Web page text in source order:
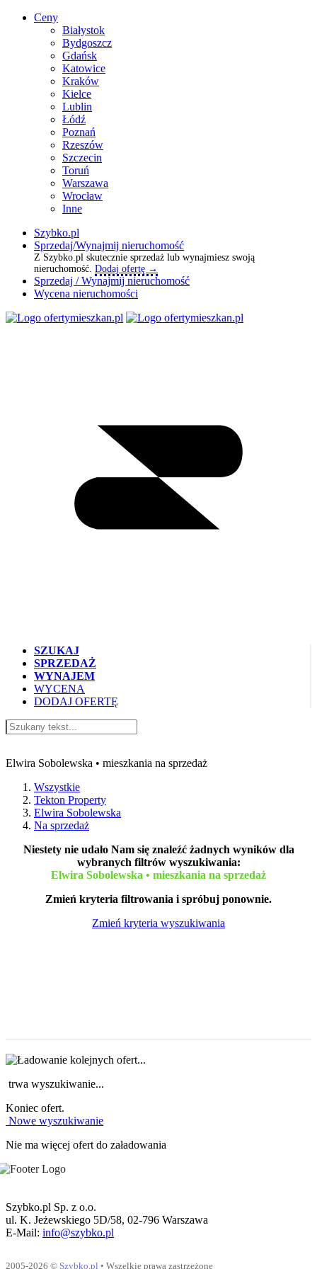
Ceny
Białystok
Bydgoszcz
Gdańsk
Katowice
Kraków
Kielce
Lublin
Łódź
Poznań
Rzeszów
Szczecin
Toruń
Warszawa
Wrocław
Inne
Szybko.pl
Sprzedaj/Wynajmij nieruchomość
Z Szybko.pl skutecznie sprzedaż lub wynajmiesz swoją
nieruchomość. Dodaj ofertę →
Sprzedaj / Wynajmij nieruchomość
Wycena nieruchomości
SZUKAJ
SPRZEDAŻ
WYNAJEM
WYCENA
DODAJ OFERTĘ
Elwira Sobolewska • mieszkania na sprzedaż
Wszystkie
Tekton Property
Elwira Sobolewska
Na sprzedaż
Niestety nie udało Nam się znaleźć żadnych wyników dla
wybranych filtrów wyszukiwania:
Elwira Sobolewska • mieszkania na sprzedaż
Zmień kryteria filtrowania i spróbuj ponownie.
Zmień kryteria wyszukiwania
trwa wyszukiwanie...
Koniec ofert.
Nowe wyszukiwanie
Nie ma więcej ofert do załadowania
Szybko.pl Sp. z o.o.
ul. K. Jeżewskiego 5D/58, 02-796 Warszawa
E-Mail: info@szybko.pl
2005-2026 © Szybko.pl • Wszelkie prawa zastrzeżone